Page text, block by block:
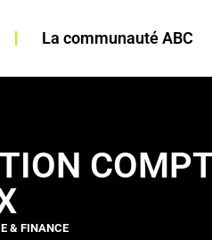
La communauté ABC
& FINANCE